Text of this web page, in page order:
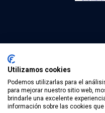
(c) 2022 Olpe Ingeniería.
Aviso Legal . Política de
Utilizamos cookies
Podemos utilizarlas para el
para mejorar nuestro sitio web,
brindarle una excelente
información sobre las cookies